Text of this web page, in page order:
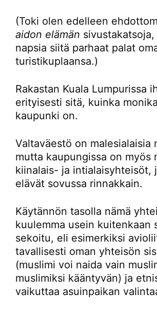
(Toki olen edelleen
aidon elämän
napsia siitä parhaat palat
turistikuplaansa.)
Rakastan Kuala Lumpurissa
erityisesti sitä, kuinka
kaupunki on.
Valtaväestö on malesialaisia
mutta kaupungissa on myös
kiinalais- ja intialaisyhteisöt,
elävät sovussa rinnakkain.
Käytännön tasolla nämä
kuulemma usein kuitenkaan
sekoitu, eli esimerkiksi
tavallisesti oman yhteisön
(muslimi voi naida vain
muslimiksi kääntyvän) ja
vaikuttaa asuinpaikan